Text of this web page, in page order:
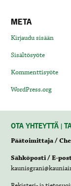
META
Kirjaudu sisään
Sisältösyöte
Kommenttisyöte
WordPress.org
OTA YHTEYTTÄ |
Päätoimittaja /
Sähköposti / E-